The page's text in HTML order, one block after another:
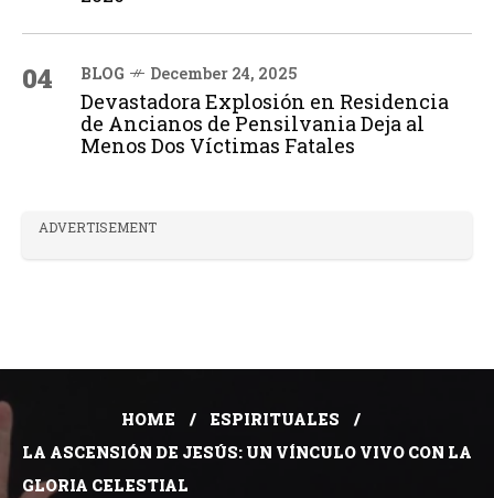
04 BLOG December 24, 2025
Devastadora Explosión en Residencia
de Ancianos de Pensilvania Deja al
Menos Dos Víctimas Fatales
ADVERTISEMENT
HOME
ESPIRITUALES
LA ASCENSIÓN DE JESÚS: UN VÍNCULO VIVO CON LA
GLORIA CELESTIAL